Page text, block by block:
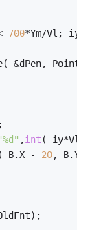
700*Ym/Vl; iy ++ )
&dPen, PointF(
,int ( iy*Vl/Ym
B.X -
20, B.Y -